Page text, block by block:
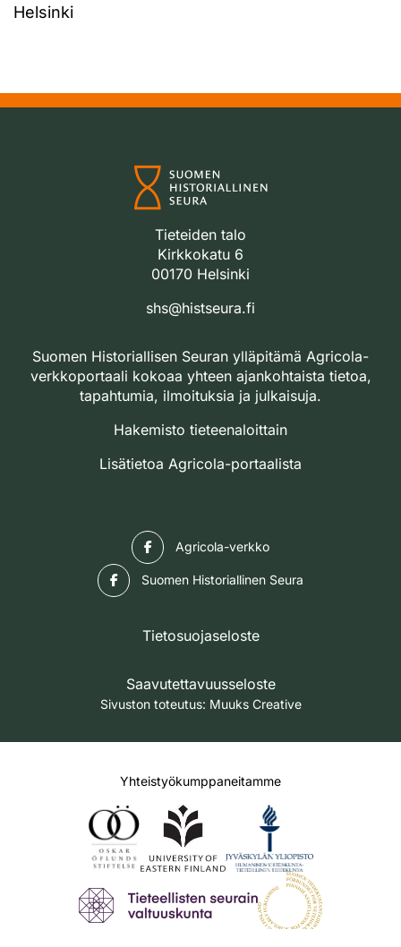
Helsinki
Tieteiden talo
Kirkkokatu 6
00170 Helsinki
shs@histseura.fi
Suomen Historiallisen Seuran ylläpitämä Agricola-
verkkoportaali kokoaa yhteen ajankohtaista tietoa,
tapahtumia, ilmoituksia ja julkaisuja.
Hakemisto tieteenaloittain
Lisätietoa Agricola-portaalista
Agricola-verkko
Suomen Historiallinen Seura
Tietosuojaseloste
Saavutettavuusseloste
Sivuston toteutus: Muuks Creative
Yhteistyökumppaneitamme